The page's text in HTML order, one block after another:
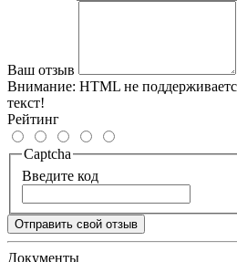
Ваш отзыв
Внимание: HTML не
текст!
Рейтинг
Captcha
Введите код
Отправить свой отзыв
Документы